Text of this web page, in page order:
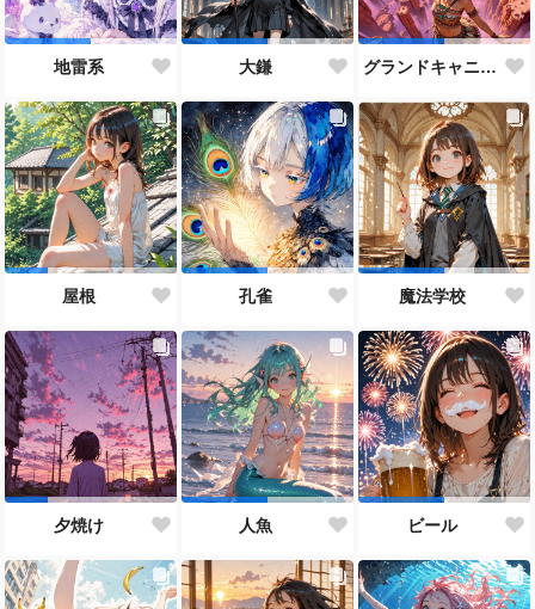
地雷系 大鎌 グランドキャニオン
屋根 孔雀 魔法学校
夕焼け 人魚 ビール